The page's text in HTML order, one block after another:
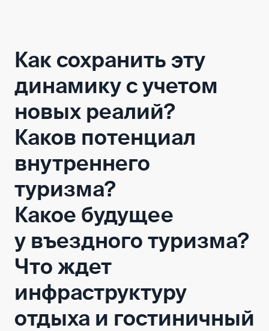
Как сохранить эту
динамику с учетом
новых реалий?
Каков потенциал
внутреннего
туризма?
Какое будущее
у въездного туризма?
Что ждет
инфраструктуру
отдыха и гостиничный